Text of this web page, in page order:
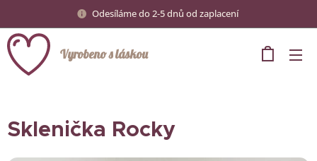
Odesíláme do 2-5 dnů od zaplacení
Vyrobeno s láskou
Sklenička Rocky